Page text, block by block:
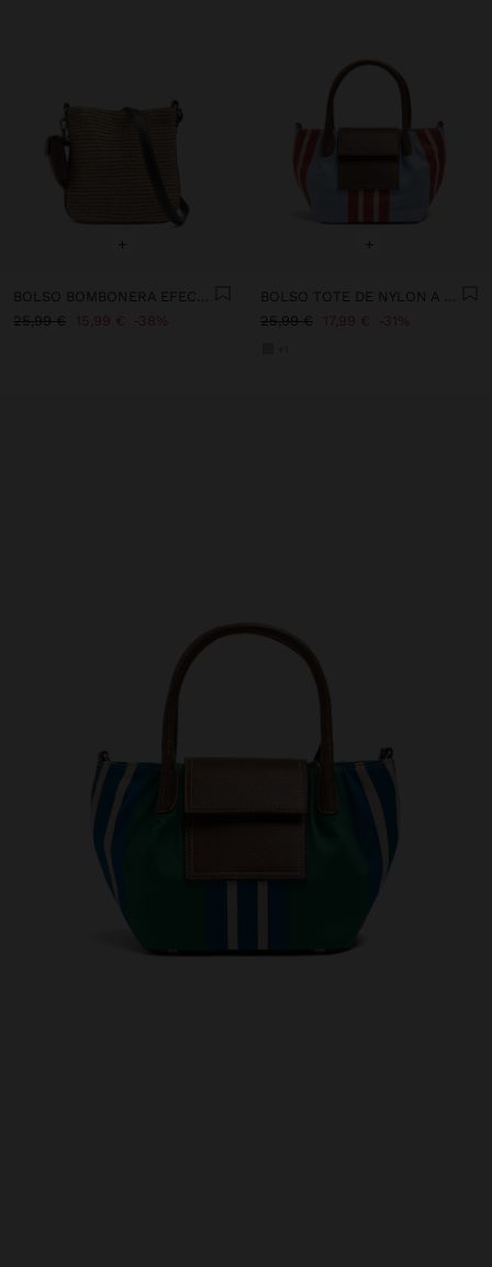
+
25,99 €
15,99 € 38%
+
25,99 €
17,99 € 31%